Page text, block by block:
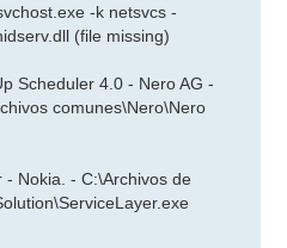
-k netsvcs -
(file missing)
Scheduler 4.0 - Nero AG -
comunes\Nero\Nero
Nokia. - C:\Archivos de